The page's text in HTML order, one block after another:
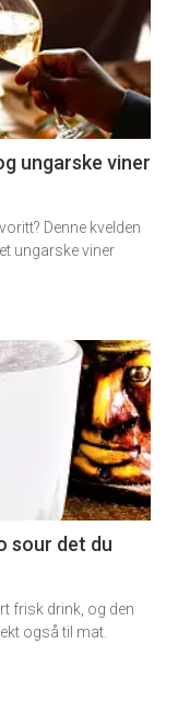
ungarske viner
Denne kvelden
ungarske viner
sour det du
frisk drink, og den
også til mat.